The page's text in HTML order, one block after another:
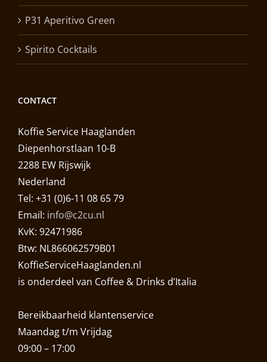
P31 Aperitivo Green
Spirito Cocktails
CONTACT
Koffie Service Haaglanden
Diepenhorstlaan 10-B
2288 EW Rijswijk
Nederland
Tel: +31 (0)6-11 08 65 79
Email: info@c2cu.nl
KvK: 92471986
Btw: NL866062579B01
KoffieServiceHaaglanden.nl
is onderdeel van Coffee & Drinks d’Italia
Bereikbaarheid klantenservice
Maandag t/m Vrijdag
09:00 – 17:00